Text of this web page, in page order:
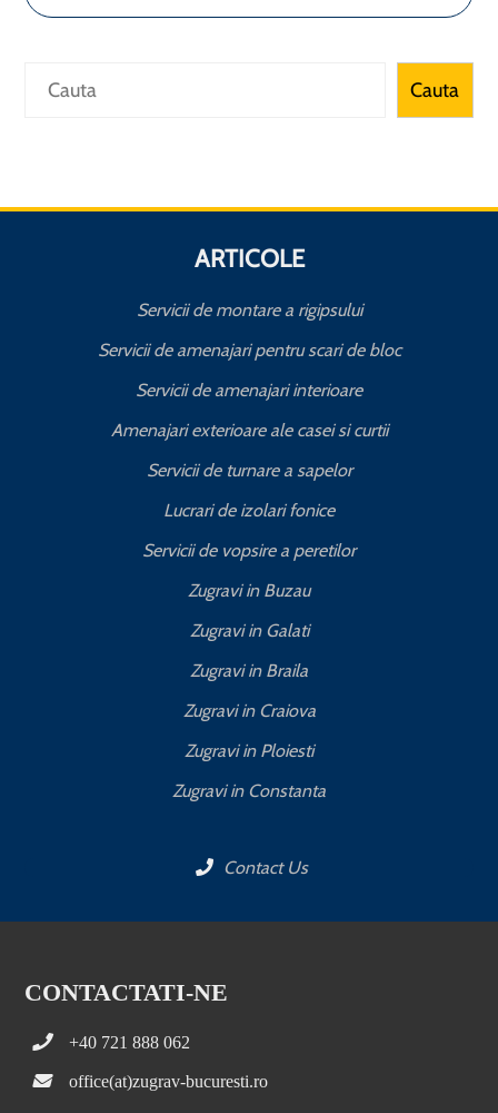
Caută Cauta
ARTICOLE
Servicii de montare a rigipsului
Servicii de amenajari pentru scari de bloc
Servicii de amenajari interioare
Amenajari exterioare ale casei si curtii
Servicii de turnare a sapelor
Lucrari de izolari fonice
Servicii de vopsire a peretilor
Zugravi in Buzau
Zugravi in Galati
Zugravi in Braila
Zugravi in Craiova
Zugravi in Ploiesti
Zugravi in Constanta
Contact Us
CONTACTATI-NE
+40 721 888 062
office(at)zugrav-bucuresti.ro